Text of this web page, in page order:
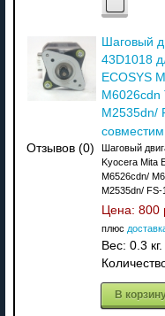
Отзывов (0)
Шаговый
43D1018
ECOSYS
M6026cdn
M2535dn/
Шаговый
Kyocera Mita
M6526cdn/
M2535dn/
Цена: 800
плюс
Вес: 0.3 кг.
В